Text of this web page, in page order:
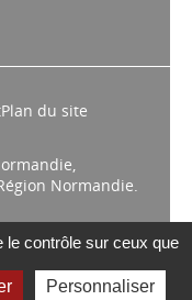
Plan du site
Normandie.
le contrôle sur ceux que
Personnaliser